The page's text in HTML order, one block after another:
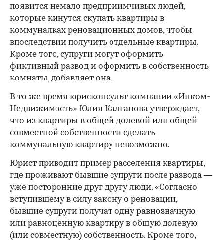
появится немало предприимчивых людей,
которые кинутся скупать квартиры в
коммуналках реновационных домов, чтобы
впоследствии получить отдельные квартиры.
Кроме того, супруги могут оформить
фиктивный развод и оформить в собственность
комнаты, добавляет она.
В то же время юрисконсульт компании «Инком-
Недвижимость» Юлия Калганова утверждает,
что из квартиры в общей долевой или общей
совместной собственности сделать
коммунальную квартиру невозможно.
Юрист приводит пример расселения квартиры,
где проживают бывшие супруги после развода —
уже посторонние друг другу люди. «Согласно
вступившему в силу закону о реновации,
бывшие супруги получат одну равнозначную
или равноценную квартиру в общую долевую
(или совместную) собственность. Кроме того,